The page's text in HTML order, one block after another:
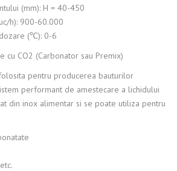
(mm): H = 40-450
h): 900-60.000
(℃): 0-6
cu CO2 (Carbonator sau Premix)
pentru producerea bauturilor
performant de amestecare a lichidului
din inox alimentar si se poate utiliza pentru